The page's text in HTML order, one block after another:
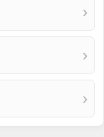
›
›
›